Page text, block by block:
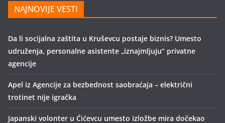
NAJNOVIJE VESTI
Da li socijalna zaštita u Kruševcu postaje biznis? Umesto
udruženja, personalne asistente „iznajmljuju“ privatne
agencije
Apel iz Agencije za bezbednost saobraćaja – električni
trotinet nije igračka
Japanski volonter u Ćićevcu umesto izložbe mira dočekao